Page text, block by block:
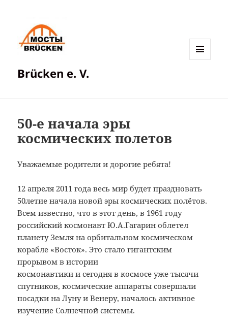
Brücken e. V.
50-е начала эры
космических полетов
Уважаемые родители и дорогие ребята!
12 апреля 2011 года весь мир будет праздновать
50летие начала новой эры космических полётов.
Всем известно, что в этот день, в 1961 году
российский космонавт Ю.А.Гагарин облетел
планету Земля на орбитальном космическом
корабле «Восток». Это стало гигантским
прорывом в истории
космонавтики и сегодня в космосе уже тысячи
спутников, космические аппараты совершали
посадки на Луну и Венеру, началось активное
изучение Солнечной системы.